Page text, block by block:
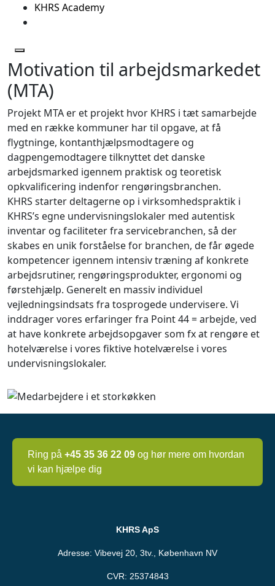
KHRS Academy
Motivation til arbejdsmarkedet
(MTA)
Projekt MTA er et projekt hvor KHRS i tæt samarbejde
med en række kommuner har til opgave, at få
flygtninge, kontanthjælpsmodtagere og
dagpengemodtagere tilknyttet det danske
arbejdsmarked igennem praktisk og teoretisk
opkvalificering indenfor rengøringsbranchen.
KHRS starter deltagerne op i virksomhedspraktik i
KHRS’s egne undervisningslokaler med autentisk
inventar og faciliteter fra servicebranchen, så der
skabes en unik forståelse for branchen, de får øgede
kompetencer igennem intensiv træning af konkrete
arbejdsrutiner, rengøringsprodukter, ergonomi og
førstehjælp. Generelt en massiv individuel
vejledningsindsats fra tosprogede undervisere. Vi
inddrager vores erfaringer fra Point 44 = arbejde, ved
at have konkrete arbejdsopgaver som fx at rengøre et
hotelværelse i vores fiktive hotelværelse i vores
undervisningslokaler.
Ring på +45 35 36 22 09 og hør mere om hvordan
vi kan hjælpe dig
KHRS ApS
Adresse: Vibevej 20, 3tv., København NV
CVR: 25374843